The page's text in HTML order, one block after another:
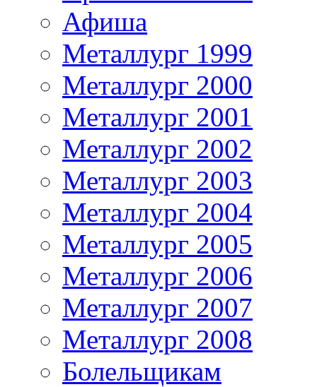
Афиша
Металлург 1999
Металлург 2000
Металлург 2001
Металлург 2002
Металлург 2003
Металлург 2004
Металлург 2005
Металлург 2006
Металлург 2007
Металлург 2008
Болельщикам